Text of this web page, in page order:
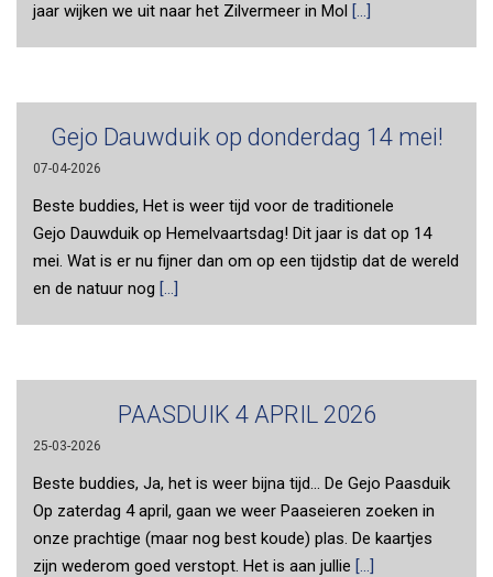
jaar wijken we uit naar het Zilvermeer in Mol [...]
Gejo Dauwduik op donderdag 14 mei!
07-04-2026
Beste buddies, Het is weer tijd voor de traditionele
Gejo Dauwduik op Hemelvaartsdag! Dit jaar is dat op 14
mei. Wat is er nu fijner dan om op een tijdstip dat de wereld
en de natuur nog [...]
PAASDUIK 4 APRIL 2026
25-03-2026
Beste buddies, Ja, het is weer bijna tijd... De Gejo Paasduik
Op zaterdag 4 april, gaan we weer Paaseieren zoeken in
onze prachtige (maar nog best koude) plas. De kaartjes
zijn wederom goed verstopt. Het is aan jullie [...]